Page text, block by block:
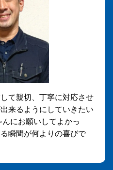
て親切、丁寧に対応させ
来るようにしていきたい
にお願いしてよかっ
瞬間が何よりの喜びで